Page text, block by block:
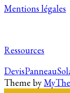
Mentions légales
Ressources
Theme by